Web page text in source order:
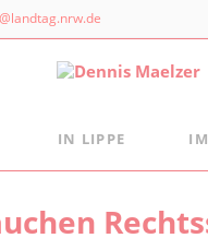
Schwerpunkte
IN LIPPE
FreizeittippsDie